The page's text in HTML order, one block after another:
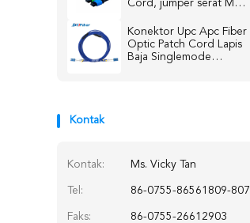
Cord, jumper serat MM
Konektor Upc Apc Fiber
Optic Patch Cord Lapis
Baja Singlemode
Kontak
Kontak: Ms. Vicky Tan
Tel: 86-0755-86561809-807
Faks: 86-0755-26612903